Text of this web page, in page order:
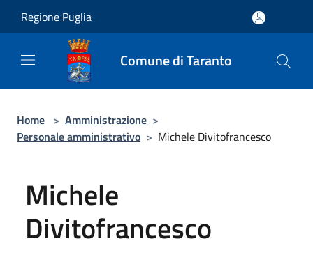
Regione Puglia
Comune di Taranto
Home > Amministrazione >
Personale amministrativo > Michele Divitofrancesco
Michele
Divitofrancesco